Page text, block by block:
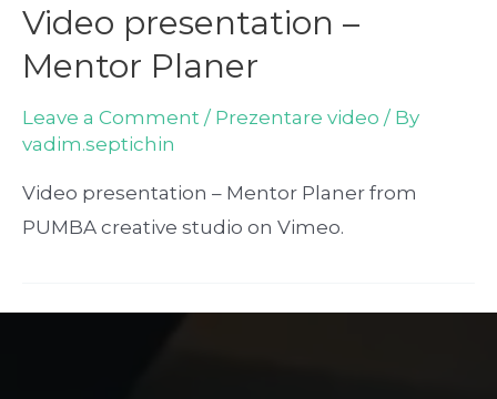
Video presentation –
Mentor Planer
Leave a Comment / Prezentare video / By
vadim.septichin
Video presentation – Mentor Planer from
PUMBA creative studio on Vimeo.